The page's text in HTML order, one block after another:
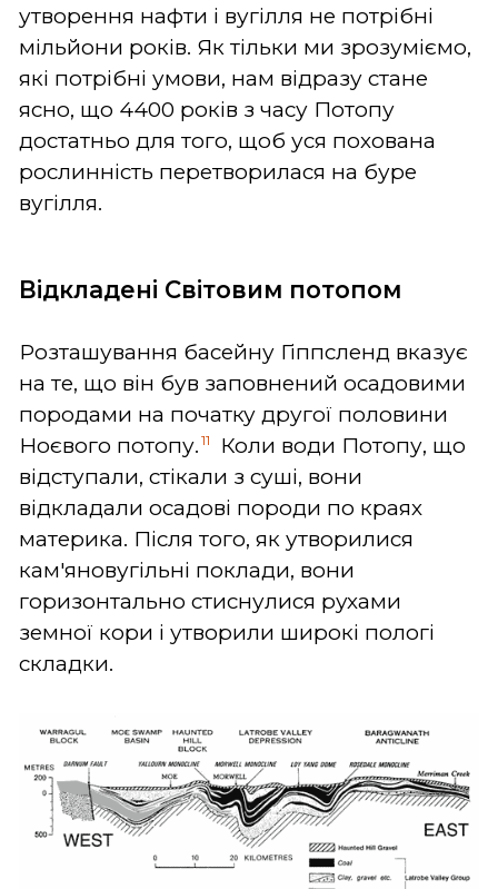
утворення нафти і вугілля не потрібні
мільйони років. Як тільки ми зрозуміємо,
які потрібні умови, нам відразу стане
ясно, що 4400 років з часу Потопу
достатньо для того, щоб уся похована
рослинність перетворилася на буре
вугілля.
Відкладені Світовим потопом
Розташування басейну Гіппсленд вказує
на те, що він був заповнений осадовими
породами на початку другої половини
Ноєвого потопу. 11
Коли води Потопу, що
відступали, стікали з суші, вони
відкладали осадові породи по краях
материка. Після того, як утворилися
кам'яновугільні поклади, вони
горизонтально стиснулися рухами
земної кори і утворили широкі пологі
складки.